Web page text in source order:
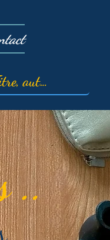
..